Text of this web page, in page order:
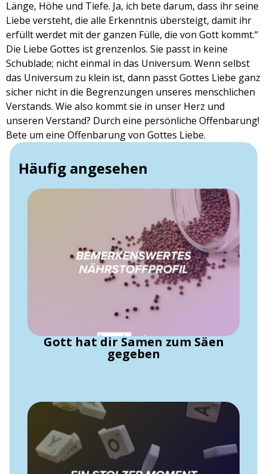
Länge, Höhe und Tiefe. Ja, ich bete darum, dass ihr seine
Liebe versteht, die alle Erkenntnis übersteigt, damit ihr
erfüllt werdet mit der ganzen Fülle, die von Gott kommt.“
Die Liebe Gottes ist grenzenlos. Sie passt in keine
Schublade; nicht einmal in das Universum. Wenn selbst
das Universum zu klein ist, dann passt Gottes Liebe ganz
sicher nicht in die Begrenzungen unseres menschlichen
Verstands. Wie also kommt sie in unser Herz und
unseren Verstand? Durch eine persönliche Offenbarung!
Bete um eine Offenbarung von Gottes Liebe.
Häufig angesehen
Gott hat dir Samen zum Säen
gegeben